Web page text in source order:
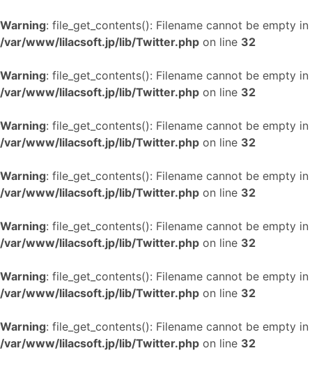
Warning: file_get_contents(): Filename cannot be empty in
/var/www/lilacsoft.jp/lib/Twitter.php on line 32
Warning: file_get_contents(): Filename cannot be empty in
/var/www/lilacsoft.jp/lib/Twitter.php on line 32
Warning: file_get_contents(): Filename cannot be empty in
/var/www/lilacsoft.jp/lib/Twitter.php on line 32
Warning: file_get_contents(): Filename cannot be empty in
/var/www/lilacsoft.jp/lib/Twitter.php on line 32
Warning: file_get_contents(): Filename cannot be empty in
/var/www/lilacsoft.jp/lib/Twitter.php on line 32
Warning: file_get_contents(): Filename cannot be empty in
/var/www/lilacsoft.jp/lib/Twitter.php on line 32
Warning: file_get_contents(): Filename cannot be empty in
/var/www/lilacsoft.jp/lib/Twitter.php on line 32